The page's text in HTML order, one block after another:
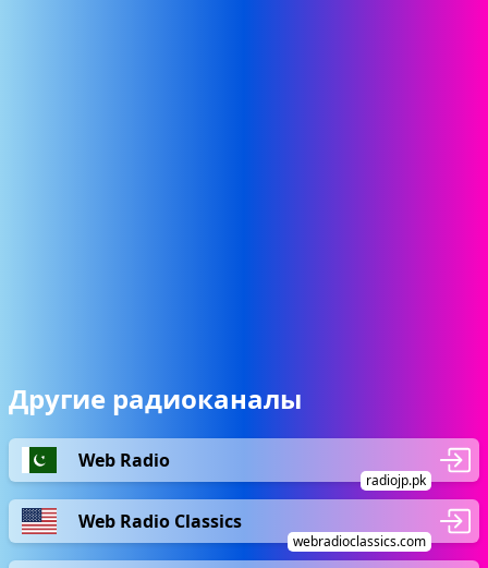
Другие радиоканалы
Web Radio
radiojp.pk
Web Radio Classics
webradioclassics.com